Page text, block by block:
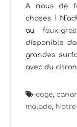
A nous de
choses !
au faux-gras
disponible
grandes
avec du
cage,
malade,